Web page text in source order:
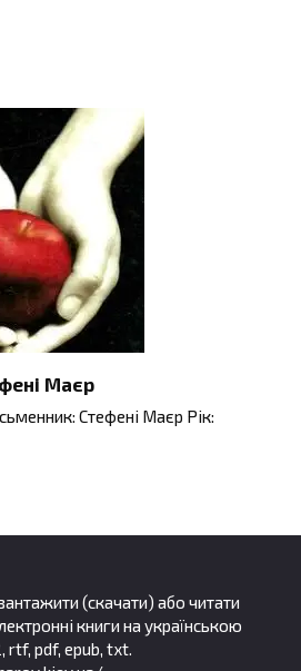
Маєр
Стефені Маєр Рік:
(скачати) або читати
книги на українською
pdf, epub, txt.